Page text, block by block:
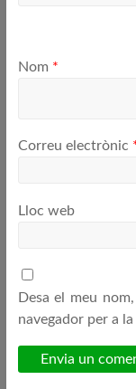
Nom *
Correu electrònic
Lloc web
Desa el meu
navegador per a